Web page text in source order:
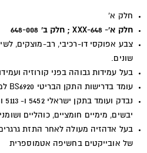
חלק א'
חלק א'- XXX-648 ; חלק ב' 648-008
צבע אפוקסי דו-רכיבי, רב-מוצקים,
שונים.
בעל עמידות גבוהה בפני קורוזיה
עומד בדרישות התקן הבריטי 6920
BS
יבשים, מימיים חומציים, כוהליים
בעל אדהזיה מעולה לאחר התזת גרגרים
של אובייקטים בחשיפה אטמוספרית